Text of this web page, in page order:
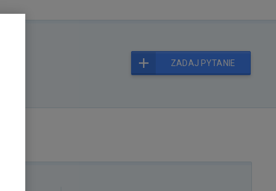
ZADAJ PYTANIE